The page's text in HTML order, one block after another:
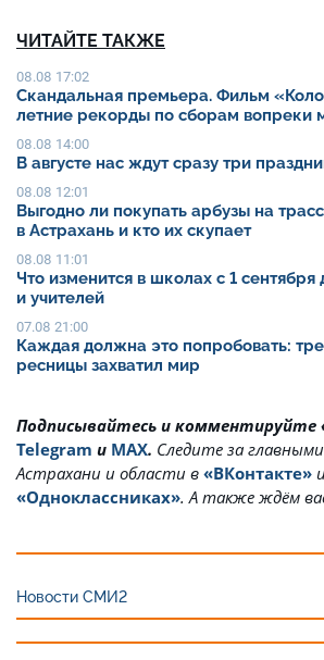
ЧИТАЙТЕ ТАКЖЕ
08.08 17:02
Скандальная премьера. Фильм
летние рекорды по сборам вопреки
08.08 14:00
В августе нас ждут сразу три
08.08 12:01
Выгодно ли покупать арбузы на
в Астрахань и кто их скупает
08.08 11:01
Что изменится в школах с 1 сентября
и учителей
07.08 21:00
Каждая должна это попробовать:
ресницы захватил мир
Подписывайтесь и комментируйте
Telegram и MAX. Cледите за
Астрахани и области в «ВКонтакте» и
«Одноклассниках». А также ждём
Новости СМИ2